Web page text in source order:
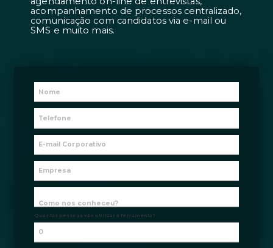
Candidatos 7 vezes mais adequados
contratações 2 vezes mais rápidas.
Geração de relatórios a distância de
agendamento on-line de
acompanhamento de processos
comunicação com candidatos via e-
SMS e muito mais.